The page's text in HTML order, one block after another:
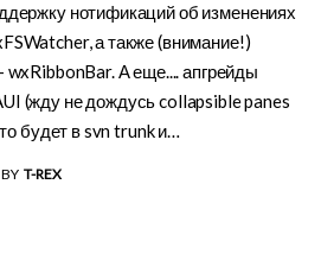
нотификаций об изменениях
а также (внимание!)
А еще.... апгрейды
(жду не дождусь collapsible panes
будет в svn trunk и…
BY T-REX